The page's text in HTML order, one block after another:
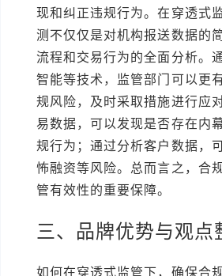
现和纠正违规行为。在穿透式
测不仅仅是对机构报送数据的
流程和交易行为的全面分析。
智能等技术，监管部门可以更
规风险，及时采取措施进行应
易数据，可以发现是否存在内
规行为；通过分析客户数据，
怖融资等风险。总而言之，合
管有效性的重要保障。
三、品牌优势与观点
如何在穿透式监管下，确保合